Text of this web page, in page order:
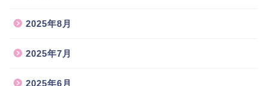
2025年8月
2025年7月
2025年6月